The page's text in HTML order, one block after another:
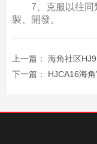
7、克服以往同
製、開發。
上一篇： 海角社区
下一篇： HJCA16海角